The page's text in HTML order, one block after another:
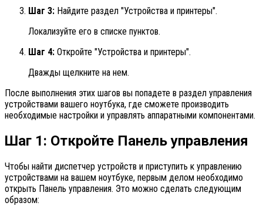
Шаг 3: Найдите раздел "Устройства и принтеры".
Локализуйте его в списке пунктов.
Шаг 4: Откройте "Устройства и принтеры".
Дважды щелкните на нем.
После выполнения этих шагов вы попадете в раздел управления
устройствами вашего ноутбука, где сможете производить
необходимые настройки и управлять аппаратными компонентами.
Шаг 1: Откройте Панель управления
Чтобы найти диспетчер устройств и приступить к управлению
устройствами на вашем ноутбуке, первым делом необходимо
открыть Панель управления. Это можно сделать следующим
образом: